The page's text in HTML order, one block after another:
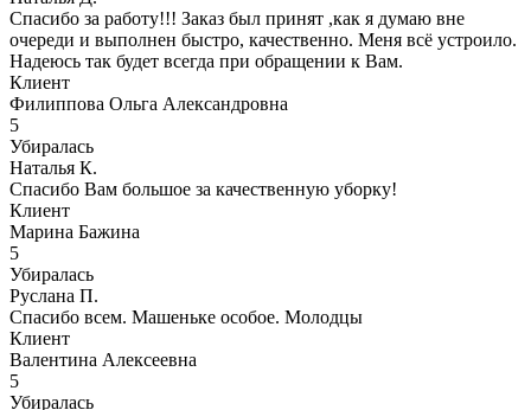
Спасибо за работу!!! Заказ был принят ,как я думаю вне
очереди и выполнен быстро, качественно. Меня всё устроило.
Надеюсь так будет всегда при обращении к Вам.
Клиент
Филиппова Ольга Александровна
5
Убиралась
Наталья К.
Спасибо Вам большое за качественную уборку!
Клиент
Марина Бажина
5
Убиралась
Руслана П.
Спасибо всем. Машеньке особое. Молодцы
Клиент
Валентина Алексеевна
5
Убиралась